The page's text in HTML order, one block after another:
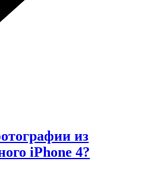
из
iPhone 4?